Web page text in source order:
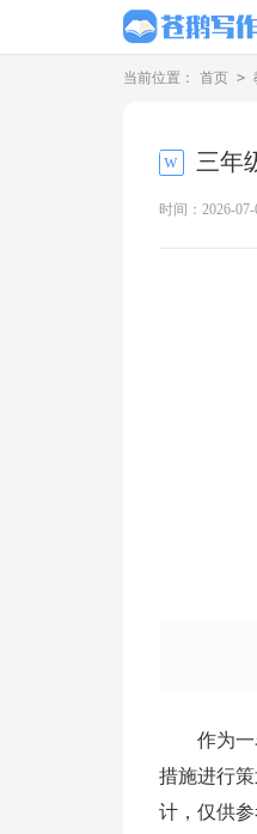
当前位置： 首页 >
三年
时间：2026-07-
作为
措施进行
计，仅供参